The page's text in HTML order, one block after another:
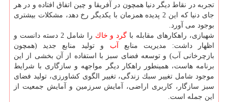
تجربه در نقاط دیگر دنیا همچون در آفریقا و چین اتفاق افتاده و در هر
جای دنیا كه این 2 پدیده همزمان با یكدیگر رخ دهد، مشكلات بیشتری
بوجود می آورد.
شهبازی، راهكارهای مقابله با گرد و خاك
را شامل 2 دسته دانست و
اظهار داشت: مدیریت منابع آب و تولید منابع جدید (همچون
بازچرخانی آب) و توسعه فضای سبز با استفاده از آن بخشی از این
برنامه هاست، همینطور راهكار دیگر مواجهه و سازگاری با شرایط
موجود شامل تغییر سبك زندگی، تغییر الگوی كشاورزی، تولید فضای
سبز سازگار، كاربری اراضی، آمایش سرزمین و آمایش جمعیت از
این جمله است.